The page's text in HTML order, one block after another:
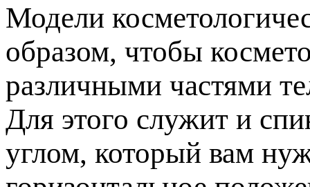
Модели
образом, чтобы
различными частями
Для этого служит и
углом, который вам